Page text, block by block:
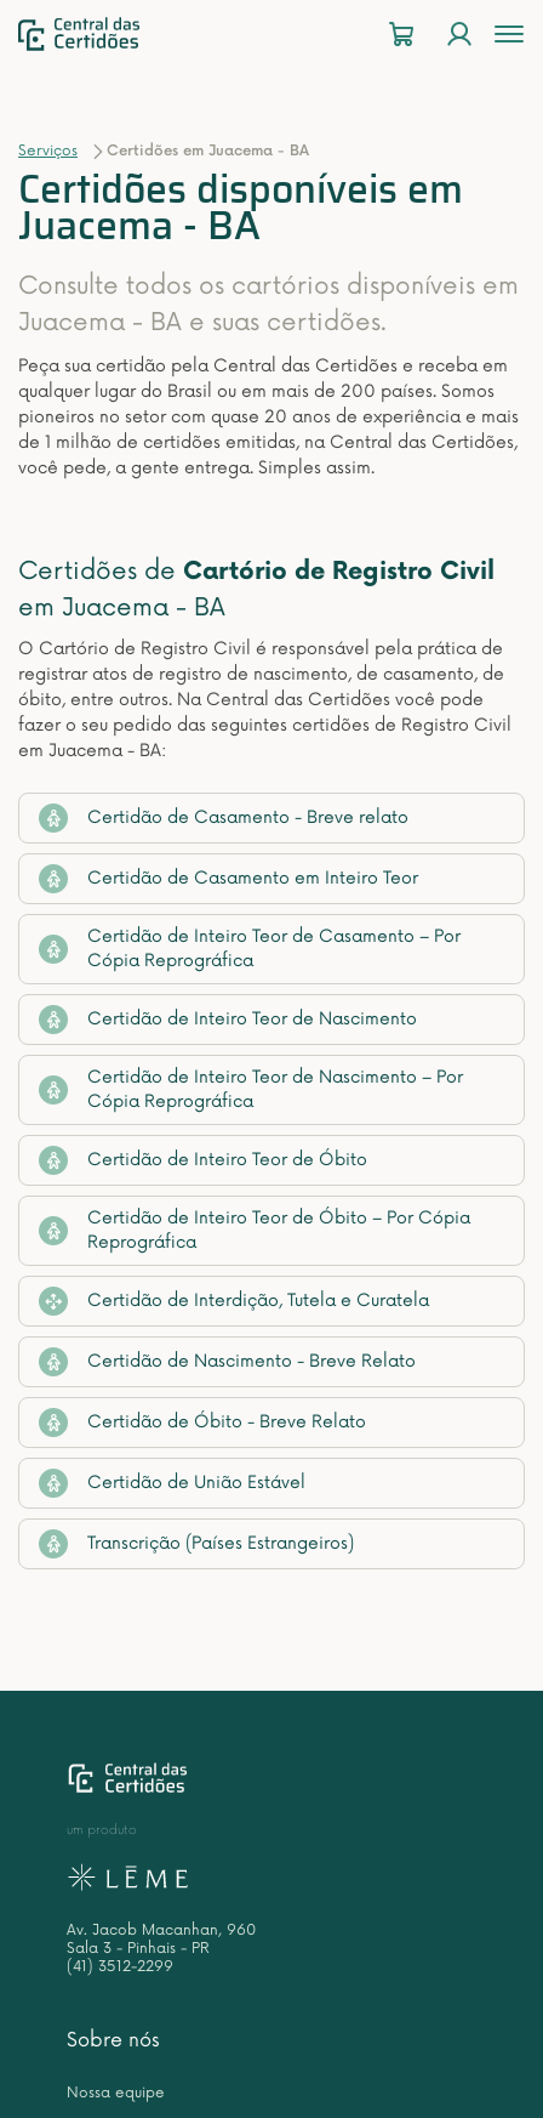
Serviços Certidões em Juacema - BA
Certidões disponíveis em
Juacema - BA
Consulte todos os cartórios disponíveis em
Juacema - BA e suas certidões.
Peça sua certidão pela Central das Certidões e receba em
qualquer lugar do Brasil ou em mais de 200 países. Somos
pioneiros no setor com quase 20 anos de experiência e mais
de 1 milhão de certidões emitidas, na Central das Certidões,
você pede, a gente entrega. Simples assim.
Certidões de Cartório de Registro Civil
em Juacema - BA
O Cartório de Registro Civil é responsável pela prática de
registrar atos de registro de nascimento, de casamento, de
óbito, entre outros. Na Central das Certidões você pode
fazer o seu pedido das seguintes certidões de Registro Civil
em Juacema - BA:
Certidão de Casamento - Breve relato
Certidão de Casamento em Inteiro Teor
Certidão de Inteiro Teor de Casamento – Por
Cópia Reprográfica
Certidão de Inteiro Teor de Nascimento
Certidão de Inteiro Teor de Nascimento – Por
Cópia Reprográfica
Certidão de Inteiro Teor de Óbito
Certidão de Inteiro Teor de Óbito – Por Cópia
Reprográfica
Certidão de Interdição, Tutela e Curatela
Certidão de Nascimento - Breve Relato
Certidão de Óbito - Breve Relato
Certidão de União Estável
Transcrição (Países Estrangeiros)
Sobre nós
Nossa equipe
um produto
Av. Jacob Macanhan, 960
Sala 3 - Pinhais - PR
(41) 3512-2299